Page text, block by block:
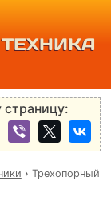
страницу:
› Трехопорный